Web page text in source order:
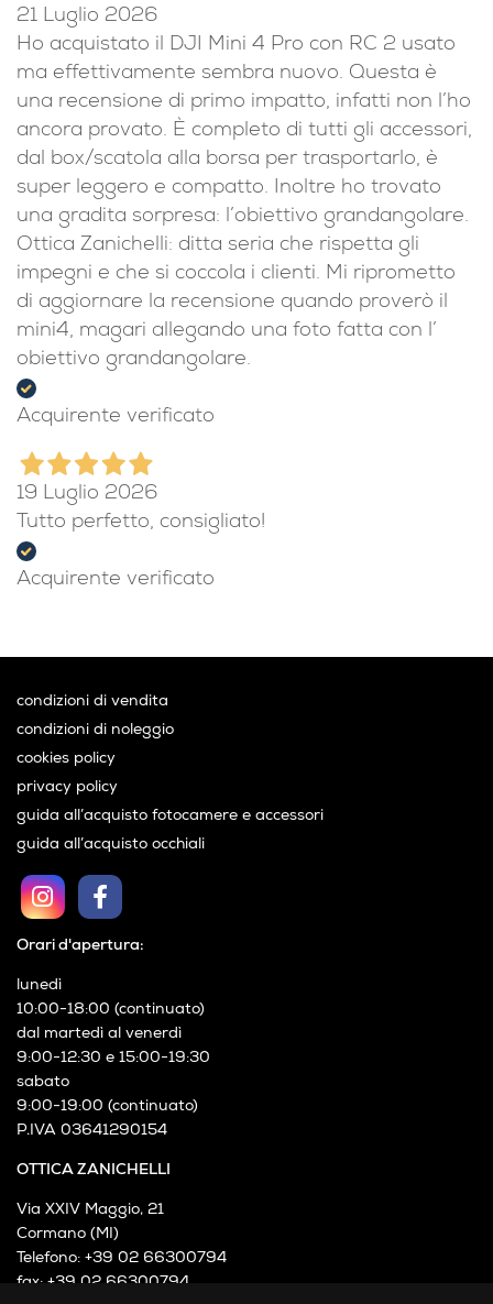
21 Luglio 2026
Ho acquistato il DJI Mini 4 Pro con RC 2 usato
ma effettivamente sembra nuovo. Questa è
una recensione di primo impatto, infatti non l’ho
ancora provato. È completo di tutti gli accessori,
dal box/scatola alla borsa per trasportarlo, è
super leggero e compatto. Inoltre ho trovato
una gradita sorpresa: l’obiettivo grandangolare.
Ottica Zanichelli: ditta seria che rispetta gli
impegni e che si coccola i clienti. Mi riprometto
di aggiornare la recensione quando proverò il
mini4, magari allegando una foto fatta con l’
obiettivo grandangolare.
Acquirente verificato
19 Luglio 2026
Tutto perfetto, consigliato!
Acquirente verificato
OTTICA ZANICHELLI
Via XXIV Maggio, 21
Cormano (MI)
Telefono: +39 02 66300794
fax: +39 02 66300794
Orari d'apertura:
lunedì
10:00-18:00 (continuato)
dal martedì al venerdì
9:00-12:30 e 15:00-19:30
sabato
9:00-19:00 (continuato)
P.IVA 03641290154
condizioni di vendita
condizioni di noleggio
cookies policy
privacy policy
guida all’acquisto fotocamere e accessori
guida all’acquisto occhiali